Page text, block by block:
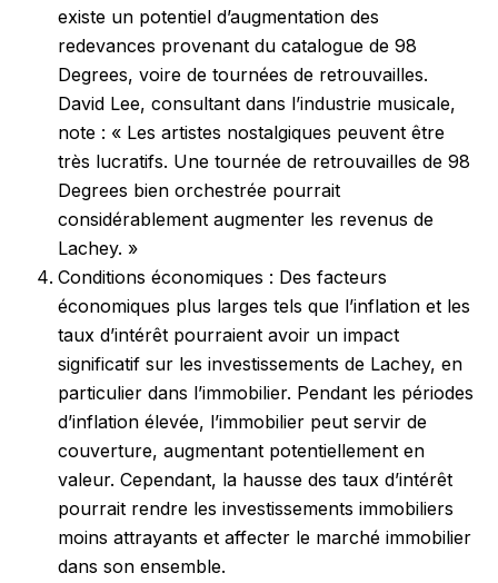
existe un potentiel d’augmentation des
redevances provenant du catalogue de 98
Degrees, voire de tournées de retrouvailles.
David Lee, consultant dans l’industrie musicale,
note : « Les artistes nostalgiques peuvent être
très lucratifs. Une tournée de retrouvailles de 98
Degrees bien orchestrée pourrait
considérablement augmenter les revenus de
Lachey. »
Conditions économiques : Des facteurs
économiques plus larges tels que l’inflation et les
taux d’intérêt pourraient avoir un impact
significatif sur les investissements de Lachey, en
particulier dans l’immobilier. Pendant les périodes
d’inflation élevée, l’immobilier peut servir de
couverture, augmentant potentiellement en
valeur. Cependant, la hausse des taux d’intérêt
pourrait rendre les investissements immobiliers
moins attrayants et affecter le marché immobilier
dans son ensemble.